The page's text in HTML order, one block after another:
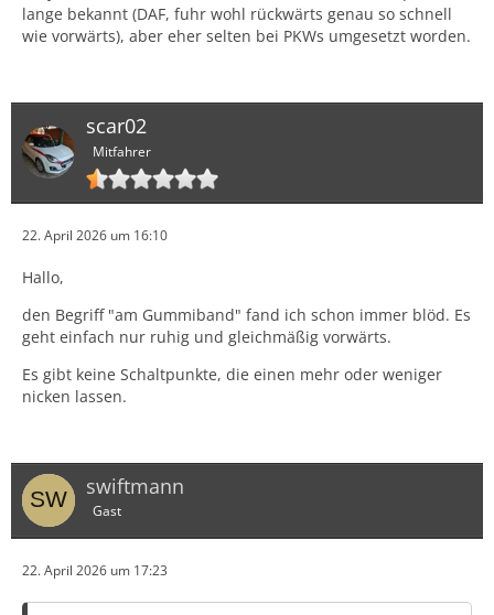
lange bekannt (DAF, fuhr wohl rückwärts genau so schnell
wie vorwärts), aber eher selten bei PKWs umgesetzt worden.
scar02
Mitfahrer
22. April 2026 um 16:10
Hallo,
den Begriff "am Gummiband" fand ich schon immer blöd. Es
geht einfach nur ruhig und gleichmäßig vorwärts.
Es gibt keine Schaltpunkte, die einen mehr oder weniger
nicken lassen.
swiftmann
Gast
22. April 2026 um 17:23